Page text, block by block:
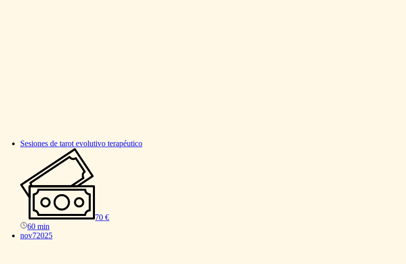
Sesiones de tarot evolutivo terapéutico
70 €
60 min
nov72025